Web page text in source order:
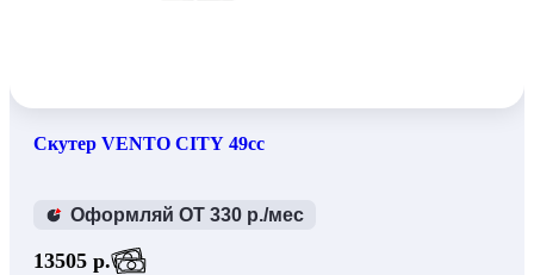
Скутер VENTO CITY 49cc
Оформляй ОТ 330 р./мес
13505 р.